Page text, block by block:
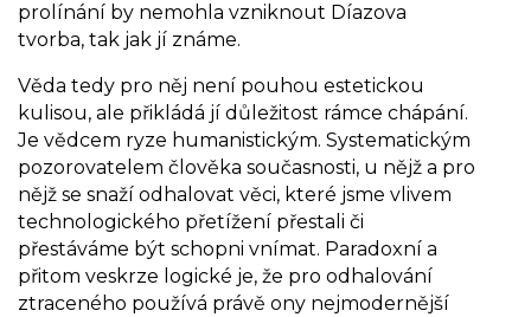
prolínání by nemohla vzniknout Díazova
tvorba, tak jak jí známe.
Věda tedy pro něj není pouhou estetickou
kulisou, ale přikládá jí důležitost rámce chápání.
Je vědcem ryze humanistickým. Systematickým
pozorovatelem člověka současnosti, u nějž a pro
nějž se snaží odhalovat věci, které jsme vlivem
technologického přetížení přestali či
přestáváme být schopni vnímat. Paradoxní a
přitom veskrze logické je, že pro odhalování
ztraceného používá právě ony nejmodernější